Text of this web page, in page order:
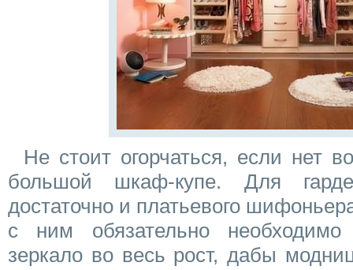
Не стоит огорчаться, если нет
большой шкаф-купе. Для
достаточно и платьевого
с ним обязательно необходимо
зеркало во весь рост, дабы